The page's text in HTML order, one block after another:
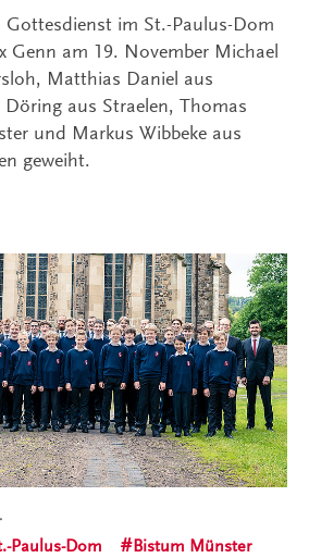
Gottesdienst im St.-Paulus-Dom
Genn am 19. November Michael
Matthias Daniel aus
aus Straelen, Thomas
und Markus Wibbeke aus
geweiht.
Paulus-Dom Bistum Münster